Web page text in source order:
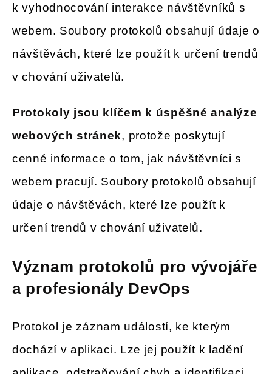
k vyhodnocování interakce návštěvníků s
webem. Soubory protokolů obsahují údaje o
návštěvách, které lze použít k určení trendů
v chování uživatelů.
Protokoly jsou klíčem k úspěšné analýze
webových stránek, protože poskytují
cenné informace o tom, jak návštěvníci s
webem pracují. Soubory protokolů obsahují
údaje o návštěvách, které lze použít k
určení trendů v chování uživatelů.
Význam protokolů pro vývojáře
a profesionály DevOps
Protokol jezáznam událostí, ke kterým
dochází v aplikaci. Lze jej použít k ladění